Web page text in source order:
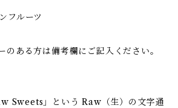
フルーツ
のある方は備考欄にご記入ください。
Sweets」という Raw（生）の文字通